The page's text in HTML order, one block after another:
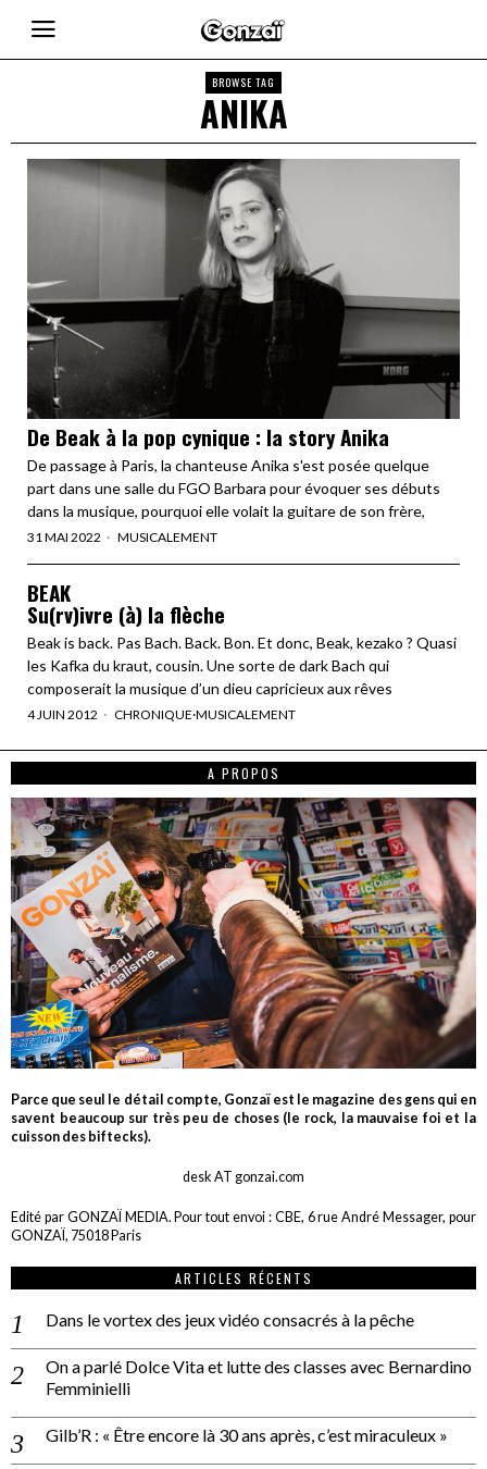
BROWSE TAG
ANIKA
De Beak à la pop cynique : la story Anika
De passage à Paris, la chanteuse Anika s'est posée quelque
part dans une salle du FGO Barbara pour évoquer ses débuts
dans la musique, pourquoi elle volait la guitare de son frère,
31 MAI 2022 MUSICALEMENT
BEAK
Su(rv)ivre (à) la flèche
Beak is back. Pas Bach. Back. Bon. Et donc, Beak, kezako ? Quasi
les Kafka du kraut, cousin. Une sorte de dark Bach qui
composerait la musique d’un dieu capricieux aux rêves
4 JUIN 2012 CHRONIQUE·MUSICALEMENT
A PROPOS
Parce que seul le détail compte, Gonzaï est le magazine des gens qui en
savent beaucoup sur très peu de choses (le rock, la mauvaise foi et la
cuisson des biftecks).
desk AT gonzai.com
Edité par GONZAÏ MEDIA. Pour tout envoi : CBE, 6 rue André Messager, pour
GONZAÏ, 75018 Paris
ARTICLES RÉCENTS
Dans le vortex des jeux vidéo consacrés à la pêche
On a parlé Dolce Vita et lutte des classes avec Bernardino
Femminielli
Gilb’R : « Être encore là 30 ans après, c’est miraculeux »